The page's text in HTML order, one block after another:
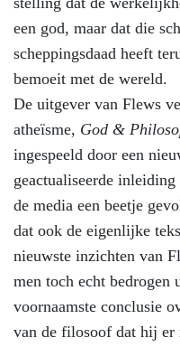
een god, maar dat die
scheppingsdaad heeft
bemoeit met de wereld.
De uitgever van Flews
atheïsme, God &
ingespeeld door een
geactualiseerde
de media een beetje
dat ook de eigenlijke
nieuwste inzichten van
men toch echt
voornaamste conclusie
van de filosoof dat hij